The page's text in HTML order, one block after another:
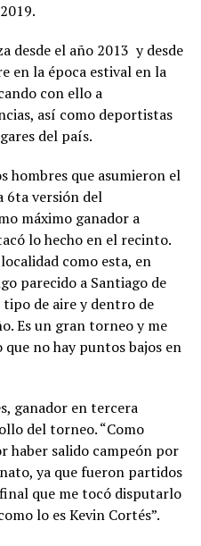
desde el año 2013 y desde
en la época estival en la
con ello a
así como deportistas
del país.
hombres que asumieron el
6ta versión del
máximo ganador a
lo hecho en el recinto.
como esta, en
parecido a Santiago de
de aire y dentro de
Es un gran torneo y me
no hay puntos bajos en
ganador en tercera
del torneo. “Como
haber salido campeón por
ya que fueron partidos
que me tocó disputarlo
lo es Kevin Cortés”.